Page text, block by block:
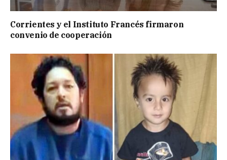
Corrientes y el Instituto Francés firmaron
convenio de cooperación